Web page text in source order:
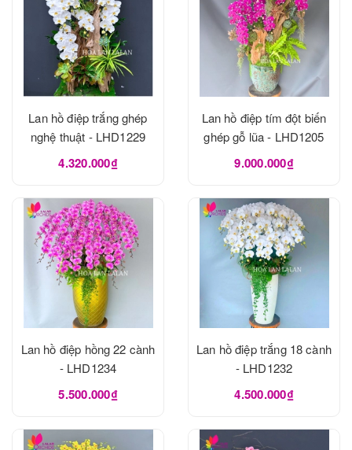
Lan hồ điệp trắng ghép
nghệ thuật - LHD1229
4.320.000₫
Lan hồ điệp tím đột biến
ghép gỗ lũa - LHD1205
9.000.000₫
Lan hồ điệp hồng 22 cành
- LHD1234
5.500.000₫
Lan hồ điệp trắng 18 cành
- LHD1232
4.500.000₫